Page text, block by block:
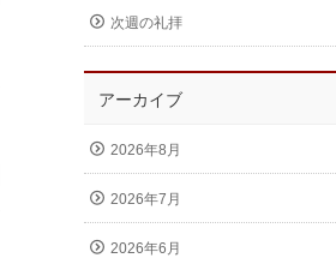
次週の礼拝
アーカイブ
2026年8月
2026年7月
2026年6月